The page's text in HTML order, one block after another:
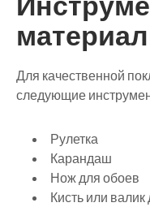
Для качественной
следующие
Рулетка
Карандаш
Нож для обоев
Кисть или